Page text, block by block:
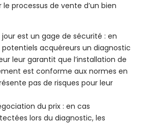
processus de vente d’un bien
est un gage de sécurité : en
acquéreurs un diagnostic
leur garantit que l’installation de
est conforme aux normes en
pas de risques pour leur
du prix : en cas
lors du diagnostic, les